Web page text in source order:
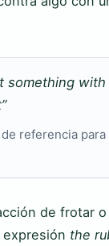
something
referencia
de frotar
the